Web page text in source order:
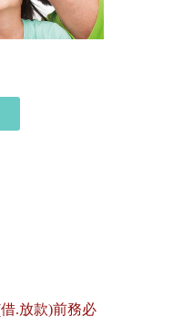
.放款)前務必